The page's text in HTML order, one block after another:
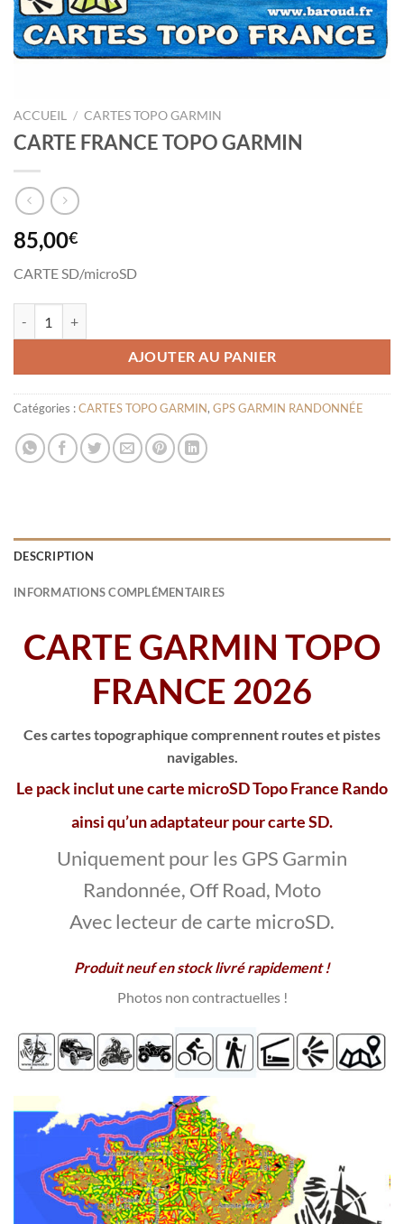
ACCUEIL / CARTES TOPO GARMIN
CARTE FRANCE TOPO GARMIN
85,00€
CARTE SD/microSD
AJOUTER AU PANIER
Catégories :CARTES TOPO GARMIN, GPS GARMIN RANDONNÉE
DESCRIPTION
INFORMATIONS COMPLÉMENTAIRES
CARTE GARMIN TOPO
FRANCE 2026
Ces cartes topographique comprennent routes et pistes
navigables.
Le pack inclut une carte microSD Topo France Rando
ainsi qu’un adaptateur pour carte SD.
Uniquement pour les GPS Garmin
Randonnée, Off Road, Moto
Avec lecteur de carte microSD.
Produit neuf en stock livré rapidement !
Photos non contractuelles!